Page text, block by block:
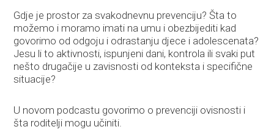
Gdje je prostor za svakodnevnu prevenciju? Šta to
možemo i moramo imati na umu i obezbijediti kad
govorimo od odgoju i odrastanju djece i adolescenata?
Jesu li to aktivnosti, ispunjeni dani, kontrola ili svaki put
nešto drugačije u zavisnosti od konteksta i specifične
situacije?
U novom podcastu govorimo o prevenciji ovisnosti i
šta roditelji mogu učiniti.